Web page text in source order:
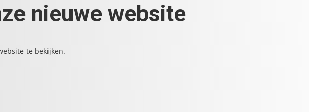
nieuwe website
te bekijken.